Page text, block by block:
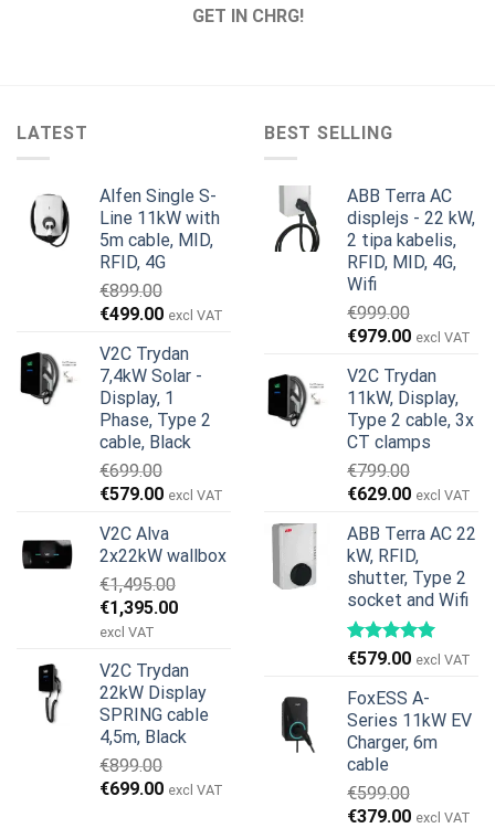
GET IN CHRG!
LATEST
Alfen Single S-
Line 11kW with
5m cable, MID,
RFID, 4G
€899.00
Original
was:
€899.00.
€499.00Current
is:
€499.00.
excl VAT
V2C Trydan
7,4kW Solar -
Display, 1
Phase, Type 2
cable, Black
€699.00
Original
was:
€699.00.
€579.00Current
is:
€579.00.
excl VAT
V2C Alva
2x22kW wallbox
€1,495.00
Original
price
€1,495.00.
€1,395.00Current
€1,395.00.
excl VAT
V2C Trydan
22kW Display
SPRING cable
4,5m, Black
€899.00
Original
€699.00Current
excl VAT
BEST SELLING
ABB Terra AC
displejs - 22 kW,
2 tipa kabelis,
RFID, MID, 4G,
Wifi
€999.00
Original
was:
€999.00.
€979.00Current
is:
€979.00.
excl VAT
V2C Trydan
11kW, Display,
Type 2 cable, 3x
CT clamps
€799.00
Original
was:
€799.00.
€629.00Current
is:
€629.00.
excl VAT
ABB Terra AC 22
kW, RFID,
shutter, Type 2
socket and Wifi
€579.00 excl VAT
FoxESS A-
Series 11kW EV
Charger, 6m
cable
€599.00
Original
€379.00Current
excl VAT